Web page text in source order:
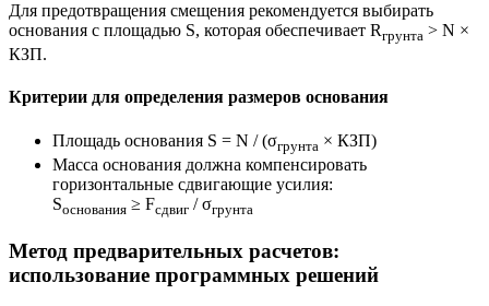
Для предотвращения смещения рекомендуется выбирать
основания с площадью S, которая обеспечивает Rгрунта > N ×
КЗП.
Критерии для определения размеров основания
Площадь основания S = N / (σгрунта × КЗП)
Масса основания должна компенсировать
горизонтальные сдвигающие усилия:
Sоснования ≥ Fсдвиг / σгрунта
Метод предварительных расчетов:
использование программных решений